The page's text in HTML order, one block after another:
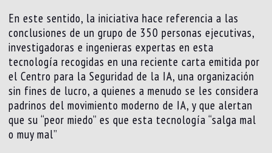
En este sentido, la iniciativa hace referencia a las
conclusiones de un grupo de 350 personas ejecutivas,
investigadoras e ingenieras expertas en esta
tecnología recogidas en una reciente carta emitida por
el Centro para la Seguridad de la IA, una organización
sin fines de lucro, a quienes a menudo se les considera
padrinos del movimiento moderno de IA, y que alertan
que su “peor miedo” es que esta tecnología “salga mal
o muy mal”